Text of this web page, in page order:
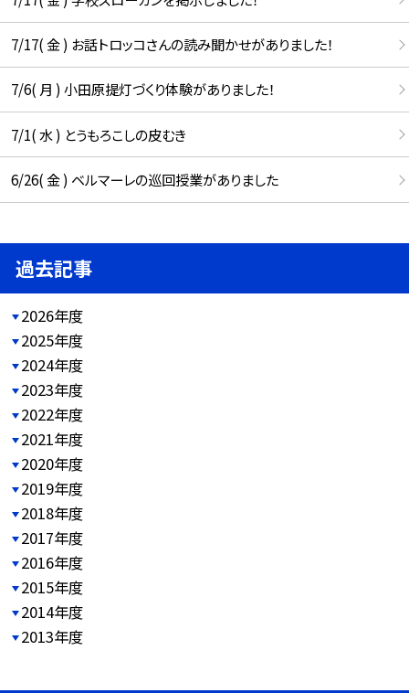
7/17( 金 ) お話トロッコさんの読み聞かせがありました！
7/6( 月 ) 小田原提灯づくり体験がありました！
7/1( 水 ) とうもろこしの皮むき
6/26( 金 ) ベルマーレの巡回授業がありました
過去記事
2026年度
2025年度
2024年度
2023年度
2022年度
2021年度
2020年度
2019年度
2018年度
2017年度
2016年度
2015年度
2014年度
2013年度